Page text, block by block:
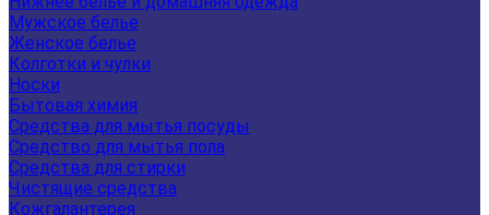
Мужское белье
Женское белье
Колготки и чулки
Носки
Бытовая химия
Средства для мытья посуды
Средство для мытья пола
Средства для стирки
Чистящие средства
Кожгалантерея